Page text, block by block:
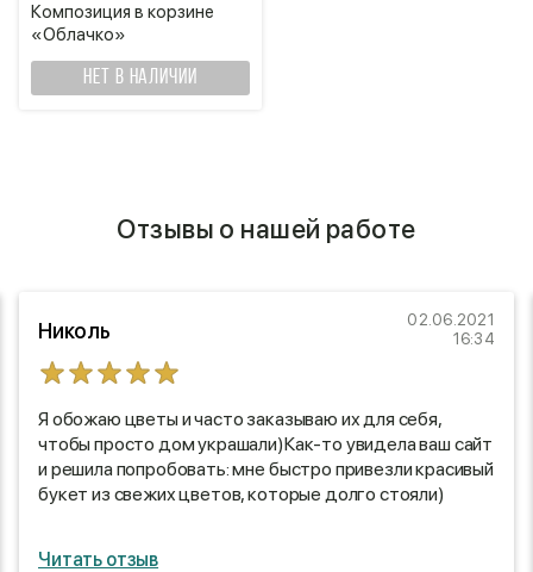
Композиция в корзине
«Облачко»
НЕТ В НАЛИЧИИ
Отзывы о нашей работе
Николь
02.06.2021
16:34
Я обожаю цветы и часто заказываю их для себя,
чтобы просто дом украшали)Как-то увидела ваш сайт
и решила попробовать: мне быстро привезли красивый
букет из свежих цветов, которые долго стояли)
Читать отзыв